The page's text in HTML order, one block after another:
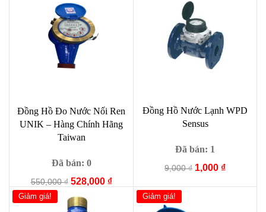
2,400,000 ₫.
Đồng Hồ Đo Nước Nối Ren
UNIK – Hàng Chính Hãng
Taiwan
Đã bán: 0
550,000₫ Giá
là:
528,000 ₫Giá
Đồng Hồ Nước Lạnh WPD
Sensus
Đã bán: 1
9,000₫ Giá
1,000 ₫Giá
Giảm giá! Giảm giá!